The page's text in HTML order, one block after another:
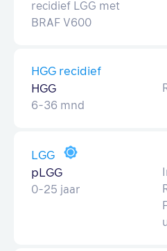
recidief LGG met
BRAF V600
HGG recidief
HGG
6-36 mnd
LGG
pLGG
0-25 jaar